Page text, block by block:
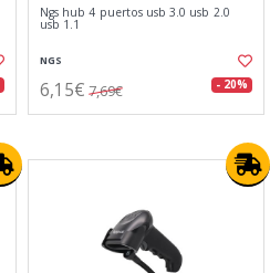
Ngs hub 4 puertos usb 3.0 usb 2.0
usb 1.1
NGS
6,15€ 7,69€ - 20%